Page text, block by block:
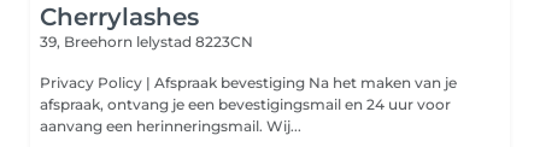
Cherrylashes
39, Breehorn lelystad 8223CN
Privacy Policy | Afspraak bevestiging Na het maken van je
afspraak, ontvang je een bevestigingsmail en 24 uur voor
aanvang een herinneringsmail. Wij...